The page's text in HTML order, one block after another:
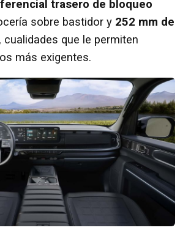
trasero de bloqueo
sobre bastidor y 252 mm de
cualidades que le permiten
más exigentes.